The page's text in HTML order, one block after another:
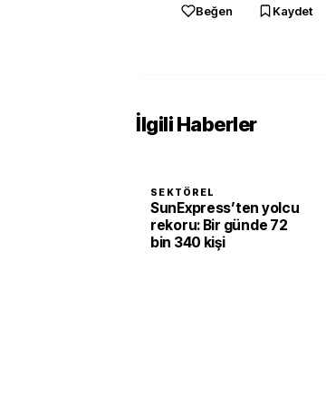
Beğen Kaydet
İlgili Haberler
SEKTÖREL
SunExpress’ten yolcu
rekoru: Bir günde 72
bin 340 kişi